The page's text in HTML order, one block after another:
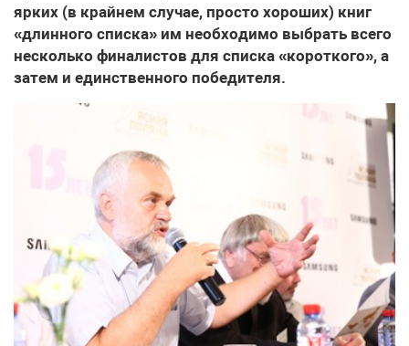
ярких (в крайнем случае, просто хороших) книг
«длинного списка» им необходимо выбрать всего
несколько финалистов для списка «короткого», а
затем и единственного победителя.